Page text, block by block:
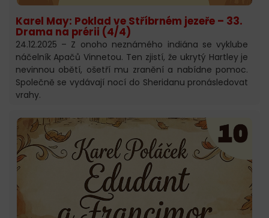
Karel May: Poklad ve Stříbrném jezeře – 33.
Drama na prérii (4/4)
24.12.2025 – Z onoho neznámého indiána se vyklube
náčelník Apačů Vinnetou. Ten zjistí, že ukrytý Hartley je
nevinnou obětí, ošetří mu zranění a nabídne pomoc.
Společně se vydávají nocí do Sheridanu pronásledovat
vrahy.